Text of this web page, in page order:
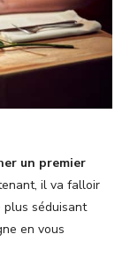
un premier
il va falloir
plus séduisant
en vous